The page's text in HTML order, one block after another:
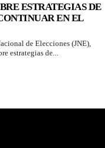
ESTRATEGIAS DE
EN EL
de Elecciones (JNE),
estrategias de...